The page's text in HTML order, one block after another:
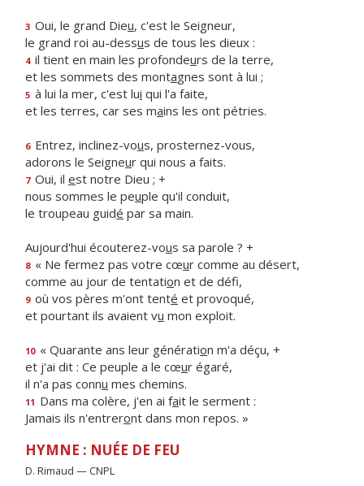
3 Oui, le grand Dieu, c'est le Seigneur,
le grand roi au-dessus de tous les dieux :
4 il tient en main les profondeurs de la terre,
et les sommets des montagnes sont à lui ;
5 à lui la mer, c'est lui qui l'a faite,
et les terres, car ses mains les ont pétries.
6 Entrez, inclinez-vous, prosternez-vous,
adorons le Seigneur qui nous a faits.
7 Oui, il est notre Dieu ; +
nous sommes le peuple qu'il conduit,
le troupeau guidé par sa main.
Aujourd'hui écouterez-vous sa parole ? +
8 « Ne fermez pas votre cœur comme au désert,
comme au jour de tentation et de défi,
9 où vos pères m'ont tenté et provoqué,
et pourtant ils avaient vu mon exploit.
10 « Quarante ans leur génération m'a déçu, +
et j'ai dit : Ce peuple a le cœur égaré,
il n'a pas connu mes chemins.
11 Dans ma colère, j'en ai fait le serment :
Jamais ils n'entreront dans mon repos. »
HYMNE : NUÉE DE FEU
D. Rimaud — CNPL